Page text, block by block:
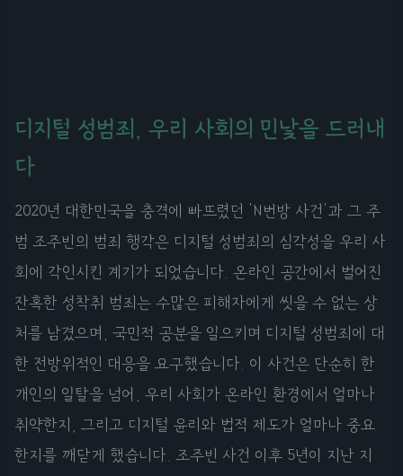
디지털 성범죄, 우리 사회의 민낯을 드러내
다
2020년 대한민국을 충격에 빠뜨렸던 'N번방 사건'과 그 주
범 조주빈의 범죄 행각은 디지털 성범죄의 심각성을 우리 사
회에 각인시킨 계기가 되었습니다. 온라인 공간에서 벌어진
잔혹한 성착취 범죄는 수많은 피해자에게 씻을 수 없는 상
처를 남겼으며, 국민적 공분을 일으키며 디지털 성범죄에 대
한 전방위적인 대응을 요구했습니다. 이 사건은 단순히 한
개인의 일탈을 넘어, 우리 사회가 온라인 환경에서 얼마나
취약한지, 그리고 디지털 윤리와 법적 제도가 얼마나 중요
한지를 깨닫게 했습니다. 조주빈 사건 이후 5년이 지난 지